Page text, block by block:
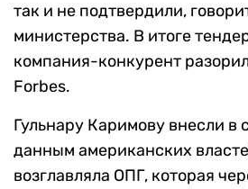
так и не подтвердили,
министерства. В итоге
компания-конкурент
Forbes.
Гульнару Каримову внесли в
данным американских
возглавляла ОПГ, которая